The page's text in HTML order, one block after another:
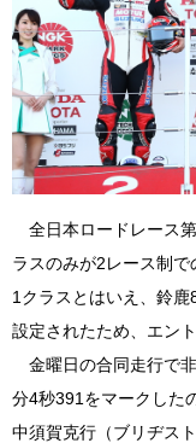
全日本ロードレース
ラスのみが2レース制で
1クラスとはいえ、鈴
設定されたため、エン
金曜日の合同走行で
分4秒391をマークした
中須賀克行（ブリヂス